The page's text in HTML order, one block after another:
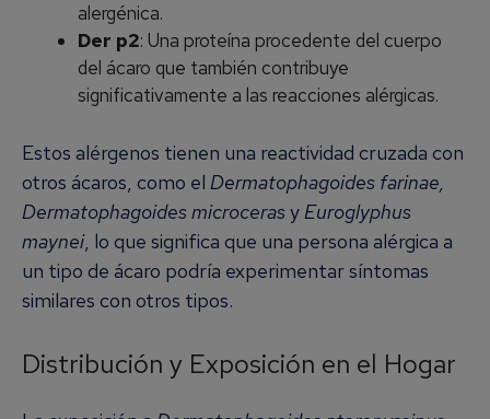
alergénica.
Der p2: Una proteína procedente del cuerpo
del ácaro que también contribuye
significativamente a las reacciones alérgicas.
Estos alérgenos tienen una reactividad cruzada con
otros ácaros, como el Dermatophagoides farinae,
Dermatophagoides microcerasyEuroglyphus
maynei, lo que significa que una persona alérgica a
un tipo de ácaro podría experimentar síntomas
similares con otros tipos.
Distribución y Exposición en el Hogar